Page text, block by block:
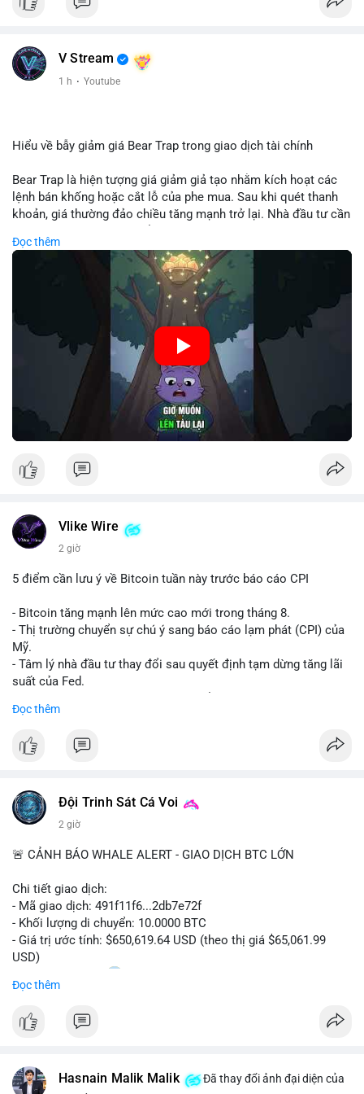
V Stream
1 h · Youtube
Hiểu về bẫy giảm giá Bear Trap trong giao dịch tài chính
Bear Trap là hiện tượng giá giảm giả tạo nhằm kích hoạt các
lệnh bán khống hoặc cắt lỗ của phe mua. Sau khi quét thanh
khoản, giá thường đảo chiều tăng mạnh trở lại. Nhà đầu tư cần
hóa điểm vào lệnh.
🎥 Xem video trực tiếp tại:
Nguồn: Cú Thông Thái
Đọc thêm
Vlike Wire
2 giờ
5 điểm cần lưu ý về Bitcoin tuần này trước báo cáo CPI
- Bitcoin tăng mạnh lên mức cao mới trong tháng 8.
- Thị trường chuyển sự chú ý sang báo cáo lạm phát (CPI) của
Mỹ.
- Tâm lý nhà đầu tư thay đổi sau quyết định tạm dừng tăng lãi
suất của Fed.
theo.
#bitcoin #btc #cryptonews
#vlikevn #titanbot
📰 Nguồn: Cointelegraph
Đọc thêm
Đội Trinh Sát Cá Voi
2 giờ
🚨 CẢNH BÁO WHALE ALERT - GIAO DỊCH BTC LỚN
Chi tiết giao dịch:
- Mã giao dịch: 491f11f6...2db7e72f
- Khối lượng di chuyển: 10.0000 BTC
- Giá trị ước tính: $650,619.64 USD (theo thị giá $65,061.99
USD)
- Thời gian: 11:20
Nhận định phân tích hành vi của Cá voi dựa trên giao dịch này:
Giao dịch 10 BTC trị giá hơn 650 nghìn USD được thực hiện
lớn. Mức khối lượng này không quá lớn để gây áp lực bán trực
Đọc thêm
Hasnain Malik Malik
Đã thay đổi ảnh đại diện của